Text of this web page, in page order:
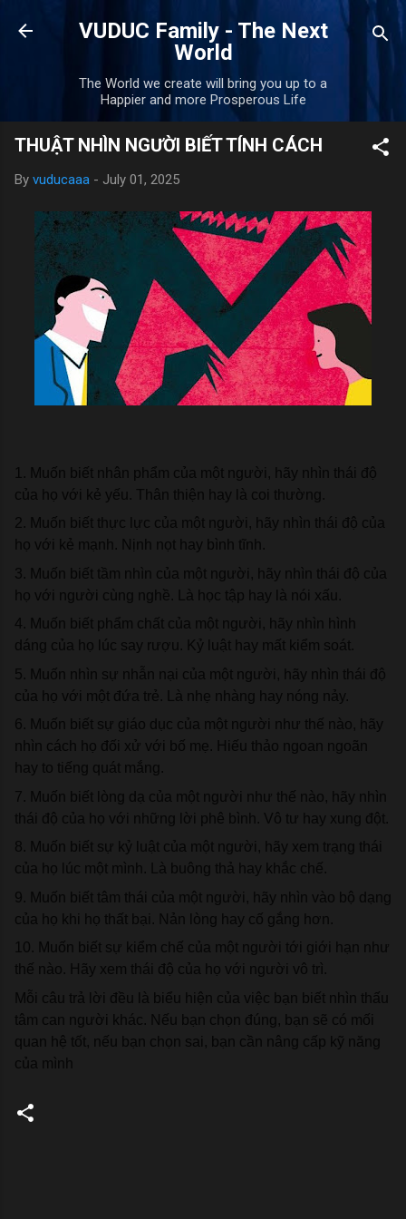
Skip to main content
VUDUC Family - The Next
World
The World we create will bring you up to a
Happier and more Prosperous Life
THUẬT NHÌN NGƯỜI BIẾT TÍNH CÁCH
By vuducaaa - July 01, 2025
1. Muốn biết nhân phẩm của một người, hãy nhìn thái độ
của họ với kẻ yếu. Thân thiện hay là coi thường.
2. Muốn biết thực lực của một người, hãy nhìn thái độ của
họ với kẻ mạnh. Nịnh nọt hay bình tĩnh.
3. Muốn biết tầm nhìn của một người, hãy nhìn thái độ của
họ với người cùng nghề. Là học tập hay là nói xấu.
4. Muốn biết phẩm chất của một người, hãy nhìn hình
dáng của họ lúc say rượu. Kỷ luật hay mất kiểm soát.
5. Muốn nhìn sự nhẫn nại của một người, hãy nhìn thái độ
của họ với một đứa trẻ. Là nhẹ nhàng hay nóng nảy.
6. Muốn biết sự giáo dục của một người như thế nào, hãy
nhìn cách họ đối xử với bố mẹ. Hiếu thảo ngoan ngoãn
hay to tiếng quát mắng.
7. Muốn biết lòng dạ của một người như thế nào, hãy nhìn
thái độ của họ với những lời phê bình. Vô tư hay xung đột.
8. Muốn biết sự kỷ luật của một người, hãy xem trạng thái
của họ lúc một mình. Là buông thả hay khắc chế.
9. Muốn biết tâm thái của một người, hãy nhìn vào bộ dạng
của họ khi họ thất bại. Nản lòng hay cố gắng hơn.
10. Muốn biết sự kiểm chế của một người tới giới hạn như
thế nào. Hãy xem thái độ của họ với người vô trì.
Mỗi câu trả lời đều là biểu hiện của việc bạn biết nhìn thấu
tâm can người khác. Nếu bạn chọn đúng, bạn sẽ có mối
quan hệ tốt, nếu bạn chọn sai, bạn cần nâng cấp kỹ năng
của mình